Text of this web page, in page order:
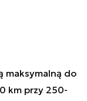
maksymalną do
km przy 250-